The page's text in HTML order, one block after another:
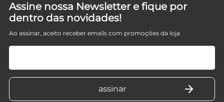
Assine nossa Newsletter e fique por
dentro das novidades!
Ao assinar, aceito receber emails com promoções da loja